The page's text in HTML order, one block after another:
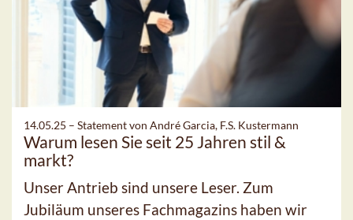
14.05.25 – Statement von André Garcia, F.S. Kustermann
Warum lesen Sie seit 25 Jahren stil &
markt?
Unser Antrieb sind unsere Leser. Zum
Jubiläum unseres Fachmagazins haben wir